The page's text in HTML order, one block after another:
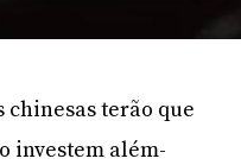
chinesas terão que
investem além-